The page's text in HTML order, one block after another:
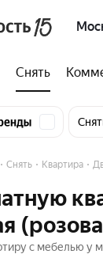
Снять
Снять Квартира
с мебелью у